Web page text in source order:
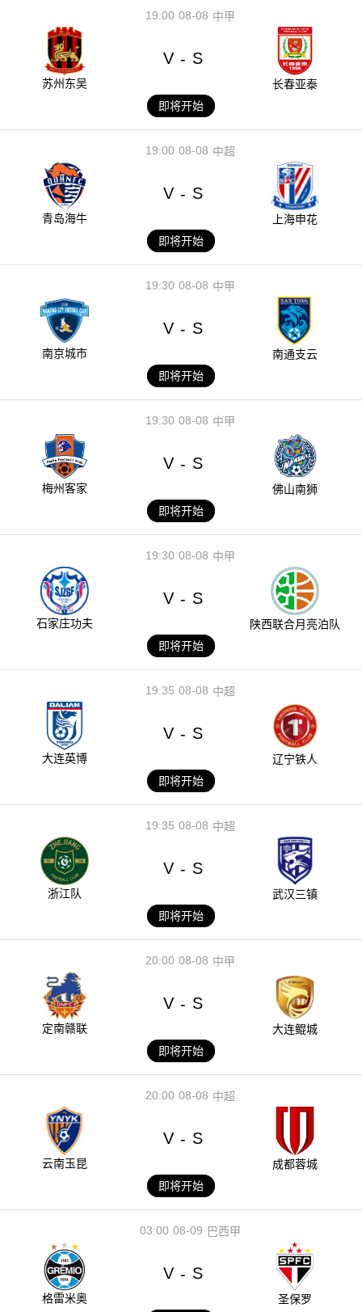
08-08
19:00 中甲
苏州东吴
V - S
长春亚泰
即将开始
08-08
19:00 中超
青岛海牛
V - S
上海申花
即将开始
08-08
19:30 中甲
南京城市
V - S
南通支云
即将开始
08-08
19:30 中甲
梅州客家
V - S
佛山南狮
即将开始
08-08
19:30 中甲
石家庄功夫
V - S
陕西联合月亮泊队
即将开始
08-08
19:35 中超
大连英博
V - S
辽宁铁人
即将开始
08-08
19:35 中超
浙江队
V - S
武汉三镇
即将开始
08-08
20:00 中甲
定南赣联
V - S
大连鲲城
即将开始
08-08
20:00 中超
云南玉昆
V - S
成都蓉城
即将开始
08-09
03:00 巴西甲
格雷米奥
V - S
圣保罗